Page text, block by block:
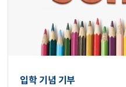
입학 기념 기부